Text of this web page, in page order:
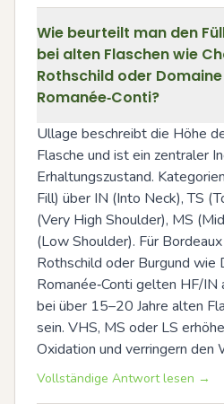
Wie beurteilt man den
bei alten Flaschen wie
Rothschild oder
Romanée‑Conti?
Ullage beschreibt die Höhe
Flasche und ist ein zentraler
Erhaltungszustand.
Fill) über IN (Into Neck), TS
(Very High Shoulder), MS
(Low Shoulder). Für
Rothschild oder Burgund wie
Romanée‑Conti gelten HF/IN
bei über 15–20 Jahre alten
sein. VHS, MS oder LS
Oxidation und verringern den
Vollständige Antwort lesen →